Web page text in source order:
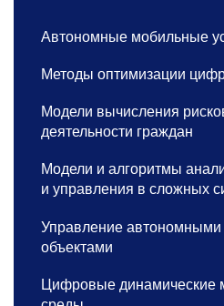
Автономные мобильные
Методы оптимизации
Модели вычисления
деятельности граждан
Модели и алгоритмы
и управления в сложных
Управление
объектами
Цифровые динамические